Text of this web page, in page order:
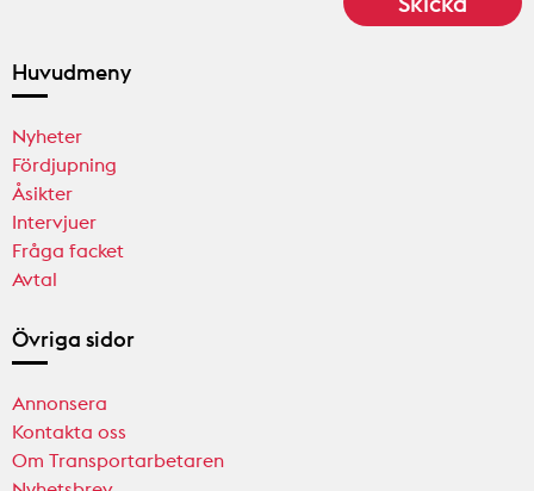
Huvudmeny
Nyheter
Fördjupning
Åsikter
Intervjuer
Fråga facket
Avtal
Övriga sidor
Annonsera
Kontakta oss
Om Transportarbetaren